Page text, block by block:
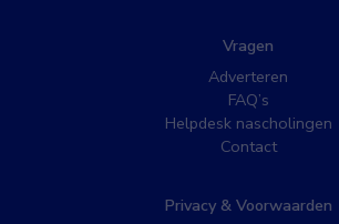
Vragen
Adverteren
FAQ’s
Helpdesk nascholingen
Contact
Privacy & Voorwaarden